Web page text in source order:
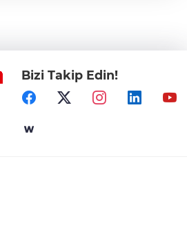
Bizi Takip Edin!